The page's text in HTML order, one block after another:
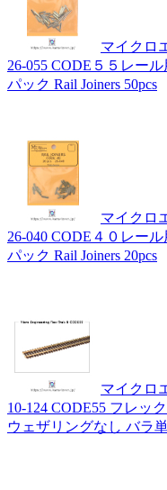
マイクロ
26-055 CODE５５レー
パック Rail Joiners 50pcs
マイクロ
26-040 CODE４０レー
パック Rail Joiners 20pcs
マイクロ
10-124 CODE55 フレッ
ウェザリングなし バラ